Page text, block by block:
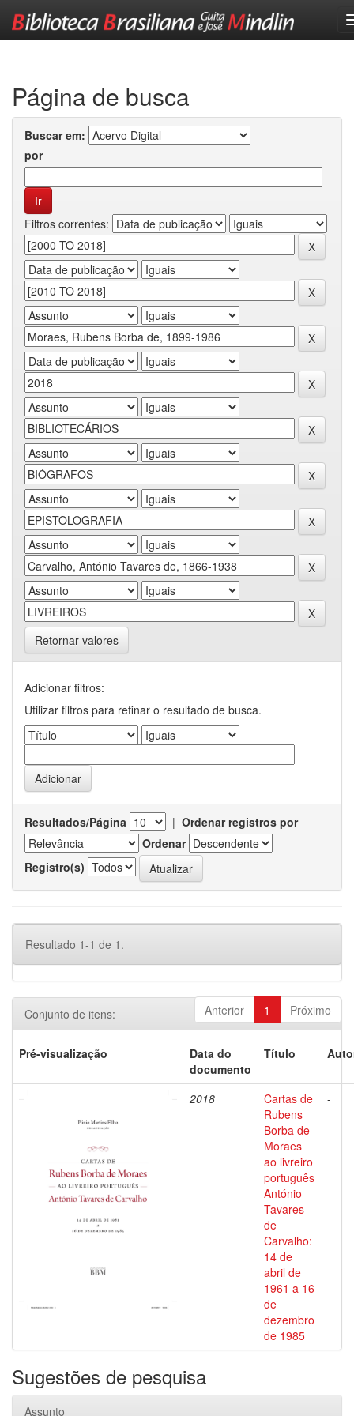
Página de busca
Buscar em:
por
Filtros correntes:
Retornar valores
Adicionar filtros:
Utilizar filtros para refinar o resultado de busca.
Resultados/Página | Ordenar registros por
Ordenar
Registro(s)
Resultado 1-1 de 1.
Anterior 1 Próximo
Conjunto de itens:
Pré-visualização
Data do
documento
Título
2018
Cartas de
Rubens
Borba de
Moraes
ao livreiro
português
António
Tavares
de
Carvalho:
14 de
abril de
1961 a 16
de
dezembro
de 1985
-
Sugestões de pesquisa
Assunto